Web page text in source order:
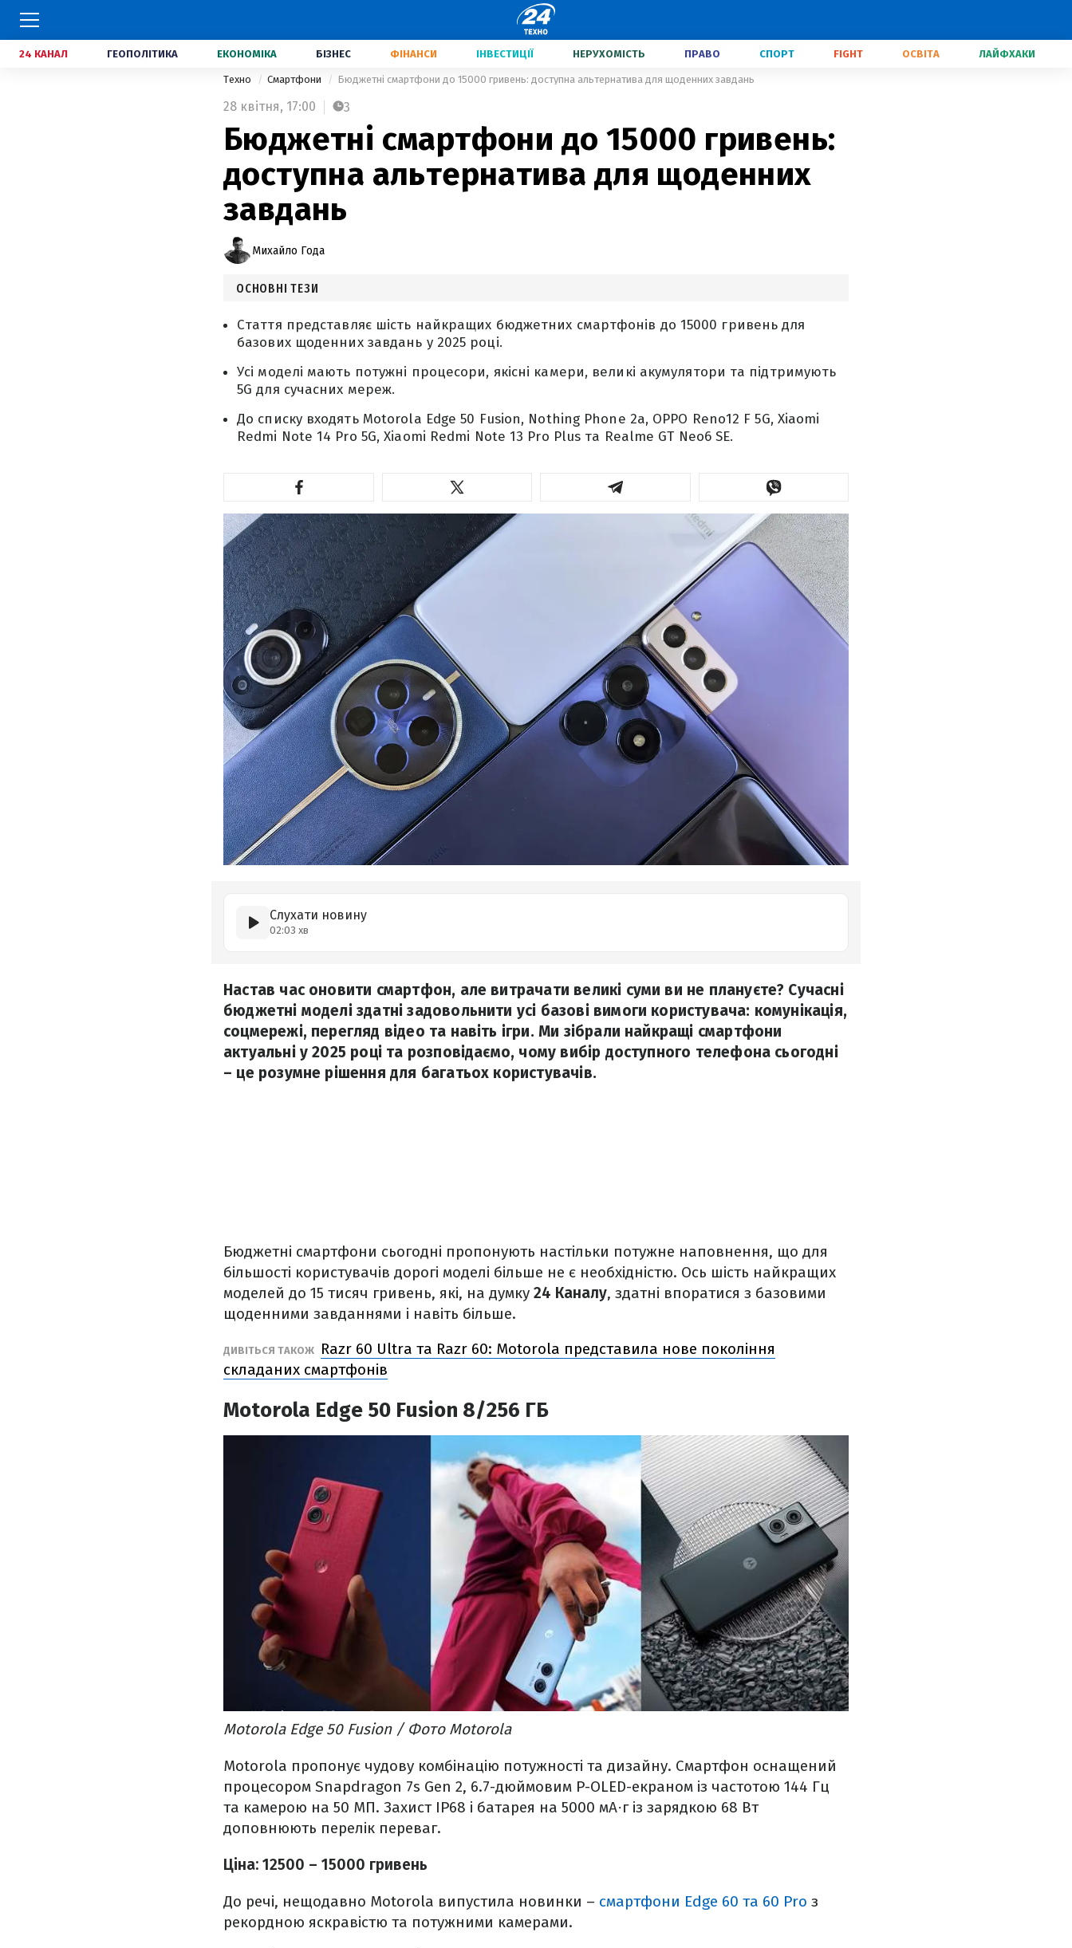
24 КАНАЛ ГЕОПОЛІТИКА ЕКОНОМІКА БІЗНЕС ФІНАНСИ ІНВЕСТИЦІЇ НЕРУХОМІСТЬ ПРАВО СПОРТ FIGHT ОСВІТА ЛАЙФХАКИ
Техно Смартфони Бюджетні смартфони до 15000 гривень: доступна альтернатива для щоденних завдань
28 квітня, 17:00 3
Бюджетні смартфони до 15000 гривень:
доступна альтернатива для щоденних
завдань
Михайло Года
ОСНОВНІ ТЕЗИ
Стаття представляє шість найкращих бюджетних смартфонів до 15000 гривень для
базових щоденних завдань у 2025 році.
Усі моделі мають потужні процесори, якісні камери, великі акумулятори та підтримують
5G для сучасних мереж.
До списку входять Motorola Edge 50 Fusion, Nothing Phone 2a, OPPO Reno12 F 5G, Xiaomi
Redmi Note 14 Pro 5G, Xiaomi Redmi Note 13 Pro Plus та Realme GT Neo6 SE.
Слухати новину
02:03 хв
Настав час оновити смартфон, але витрачати великі суми ви не плануєте? Сучасні
бюджетні моделі здатні задовольнити усі базові вимоги користувача: комунікація,
соцмережі, перегляд відео та навіть ігри. Ми зібрали найкращі смартфони
актуальні у 2025 році та розповідаємо, чому вибір доступного телефона сьогодні
– це розумне рішення для багатьох користувачів.
Бюджетні смартфони сьогодні пропонують настільки потужне наповнення, що для
більшості користувачів дорогі моделі більше не є необхідністю. Ось шість найкращих
моделей до 15 тисяч гривень, які, на думку 24 Каналу, здатні впоратися з базовими
щоденними завданнями і навіть більше.
ДИВІТЬСЯ ТАКОЖ
Razr 60 Ultra та Razr 60: Motorola представила нове покоління
складаних смартфонів
Motorola Edge 50 Fusion 8/256 ГБ
Motorola Edge 50 Fusion / Фото Motorola
Motorola пропонує чудову комбінацію потужності та дизайну. Смартфон оснащений
процесором Snapdragon 7s Gen 2, 6.7-дюймовим P-OLED-екраном із частотою 144 Гц
та камерою на 50 МП. Захист IP68 і батарея на 5000 мА·г із зарядкою 68 Вт
доповнюють перелік переваг.
Ціна: 12500 – 15000 гривень
До речі, нещодавно Motorola випустила новинки – смартфони Edge 60 та 60 Pro з
рекордною яскравістю та потужними камерами.